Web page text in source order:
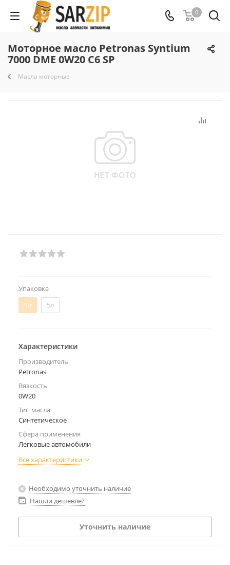
0
Моторное масло Petronas Syntium
7000 DME 0W20 C6 SP
Масла моторные
Упаковка
1л
5л
Характеристики
Производитель
Petronas
Вязкость
0W20
Тип масла
Синтетическое
Сфера применения
Легковые автомобили
Все характеристики
Необходимо уточнить наличие
Нашли дешевле?
Уточнить наличие